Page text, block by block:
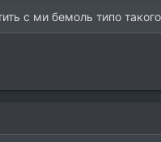
с ми бемоль типо такого